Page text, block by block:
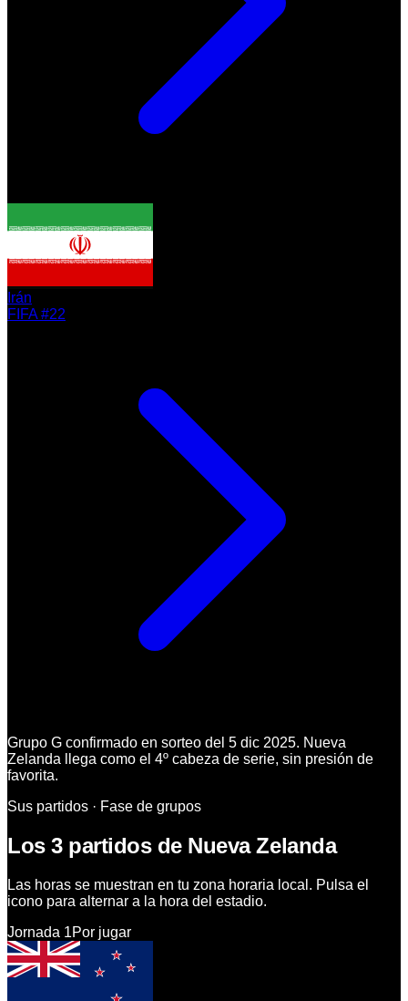
Irán
FIFA #22
Grupo G confirmado en sorteo del 5 dic 2025. Nueva
Zelanda llega como el 4º cabeza de serie, sin presión de
favorita.
Sus partidos · Fase de grupos
Los 3 partidos de Nueva Zelanda
Las horas se muestran en tu zona horaria local. Pulsa el
icono para alternar a la hora del estadio.
Jornada 1Por jugar